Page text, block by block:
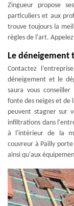
Zingueur propose
particuliers et aux
trouve toujours la
règles de l'art.
Le déneigement
Contactez
déneigement et le
saura vous
fonte des neiges et de
peuvent stagner sur
infiltrations dans
à l'intérieur de la
couvreur à Pailly
ainsi qu'aux